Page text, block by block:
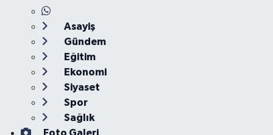
Asayiş
Gündem
Eğitim
Ekonomi
Siyaset
Spor
Sağlık
Foto Galeri